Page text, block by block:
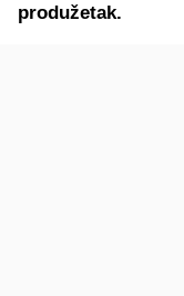
produžetak.